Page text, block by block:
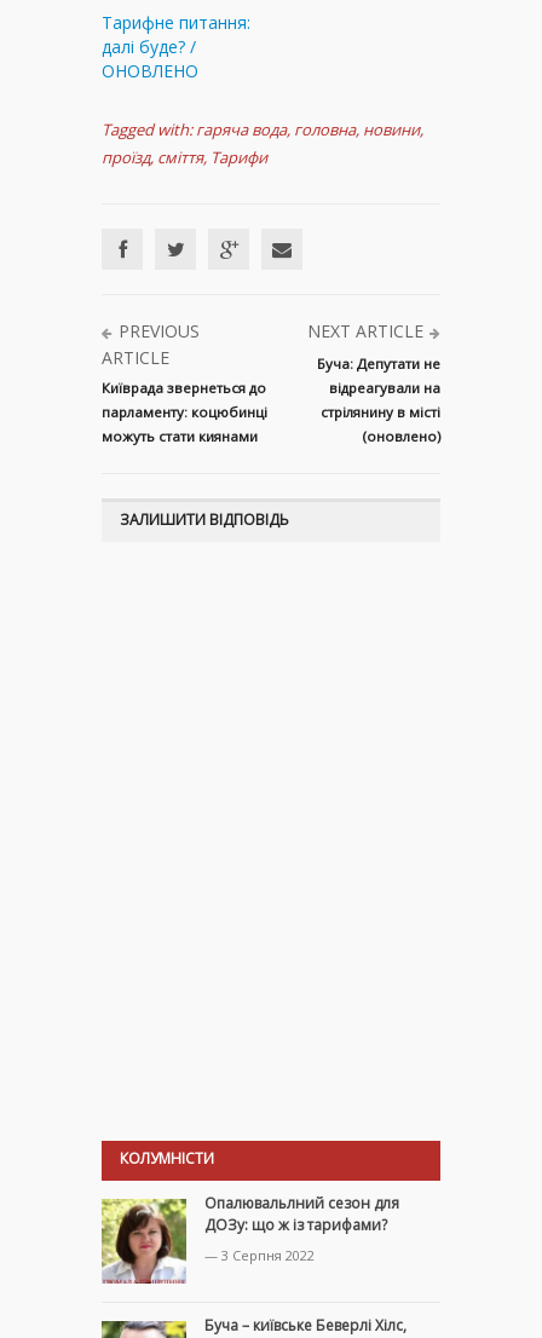
Тарифне питання:
далі буде? /
ОНОВЛЕНО
Tagged with: гаряча вода, головна, новини,
проїзд, сміття, Тарифи
PREVIOUS
ARTICLE
Київрада звернеться до
парламенту: коцюбинці
можуть стати киянами
NEXT ARTICLE
Буча: Депутати не
відреагували на
стрілянину в місті
(оновлено)
ЗАЛИШИТИ ВІДПОВІДЬ
КОЛУМНІСТИ
Опалювальлний сезон для
ДОЗу: що ж із тарифами?
— 3 Серпня 2022
Буча – київське Беверлі Хілс,